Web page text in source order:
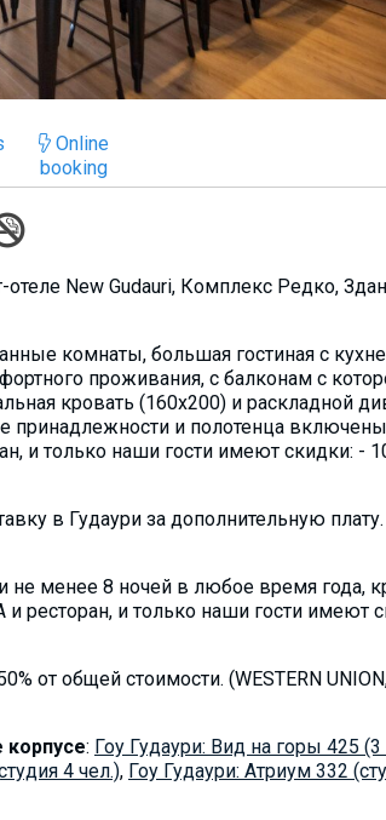
Online
booking
отеле New Gudauri, Комплекс Редко,
комнаты, большая гостиная с
проживания, с балконам с
кровать (160х200) и раскладной
принадлежности и полотенца
и только наши гости имеют скидки: -
в Гудаури за дополнительную
не менее 8 ночей в любое время года,
ресторан, и только наши гости имеют
от общей стоимости. (WESTERN
: Гоу Гудаури: Вид на горы 425
4 чел.), Гоу Гудаури: Атриум 332